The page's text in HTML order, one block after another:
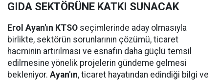
GIDA SEKTÖRÜNE KATKI SUNACAK
Erol Ayan'ın KTSO seçimlerinde aday olmasıyla
birlikte, sektörün sorunlarının çözümü, ticaret
hacminin artırılması ve esnafın daha güçlü temsil
edilmesine yönelik projelerin gündeme gelmesi
bekleniyor. Ayan'ın, ticaret hayatından edindiği bilgi ve